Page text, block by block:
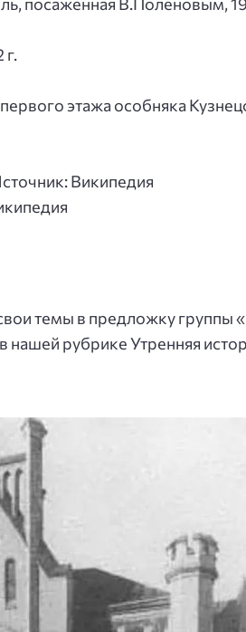
г.
этажа особняка
Википедия
темы в предложку
нашей рубрике Утренняя